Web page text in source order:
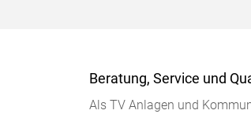
Beratung, Service und
Als TV Anlagen und